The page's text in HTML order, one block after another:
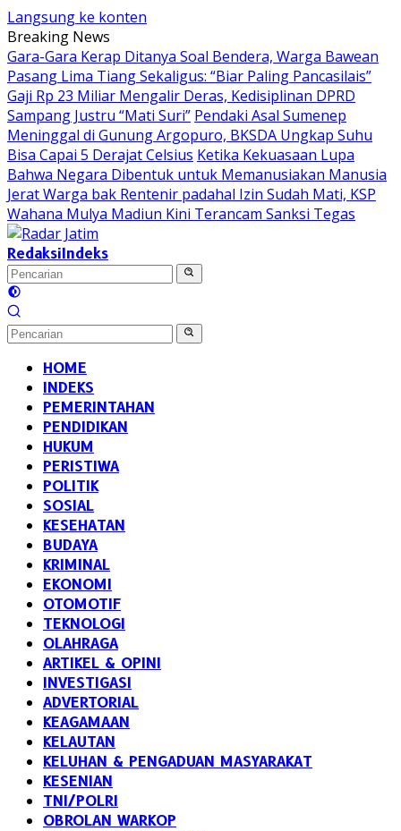
Langsung ke konten
Breaking News
Gara-Gara Kerap Ditanya Soal Bendera, Warga Bawean
Pasang Lima Tiang Sekaligus: “Biar Paling Pancasilais”
Gaji Rp 23 Miliar Mengalir Deras, Kedisiplinan DPRD
Sampang Justru “Mati Suri” Pendaki Asal Sumenep
Meninggal di Gunung Argopuro, BKSDA Ungkap Suhu
Bisa Capai 5 Derajat Celsius Ketika Kekuasaan Lupa
Bahwa Negara Dibentuk untuk Memanusiakan Manusia
Jerat Warga bak Rentenir padahal Izin Sudah Mati, KSP
Wahana Mulya Madiun Kini Terancam Sanksi Tegas
RedaksiIndeks
HOME
INDEKS
PEMERINTAHAN
PENDIDIKAN
HUKUM
PERISTIWA
POLITIK
SOSIAL
KESEHATAN
BUDAYA
KRIMINAL
EKONOMI
OTOMOTIF
TEKNOLOGI
OLAHRAGA
ARTIKEL & OPINI
INVESTIGASI
ADVERTORIAL
KEAGAMAAN
KELAUTAN
KELUHAN & PENGADUAN MASYARAKAT
KESENIAN
TNI/POLRI
OBROLAN WARKOP